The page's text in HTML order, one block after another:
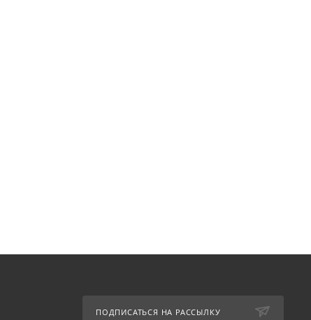
ПОДПИСАТЬСЯ НА РАССЫЛКУ